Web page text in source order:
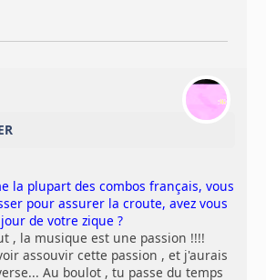
la plupart des combos français, vous
pour assurer la croute, avez vous
de votre zique ?
, la musique est une passion !!!!
assouvir cette passion , et j'aurais
Au boulot , tu passe du temps